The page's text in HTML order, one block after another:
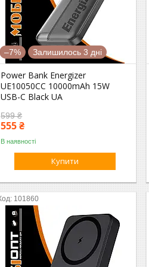
–7% Залишилось 3 дні
Power Bank Energizer
UE10050СC 10000mAh 15W
USB-C Black UA
599 ₴
555 ₴
В наявності
Купити
101860